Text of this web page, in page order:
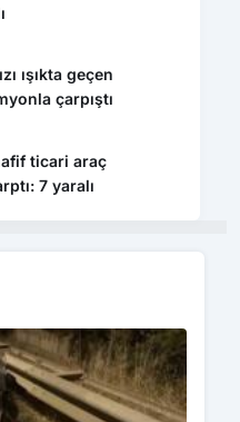
ışıkta geçen
çarpıştı
ticari araç
7 yaralı